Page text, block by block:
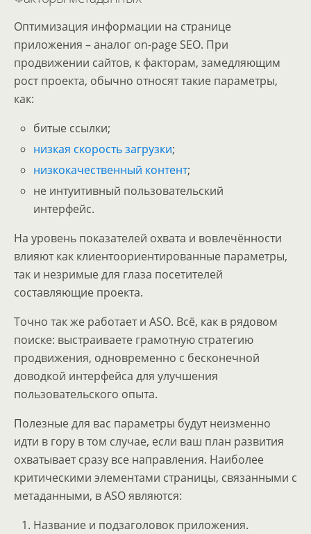
Оптимизация информации на странице
приложения – аналог on-page SEO. При
продвижении сайтов, к факторам, замедляющим
рост проекта, обычно относят такие параметры,
как:
битые ссылки;
низкая скорость загрузки;
низкокачественный контент;
не интуитивный пользовательский
интерфейс.
На уровень показателей охвата и вовлечённости
влияют как клиентоориентированные параметры,
так и незримые для глаза посетителей
составляющие проекта.
Точно так же работает и ASO. Всё, как в рядовом
поиске: выстраиваете грамотную стратегию
продвижения, одновременно с бесконечной
доводкой интерфейса для улучшения
пользовательского опыта.
Полезные для вас параметры будут неизменно
идти в гору в том случае, если ваш план развития
охватывает сразу все направления. Наиболее
критическими элементами страницы, связанными с
метаданными, в ASO являются:
Название и подзаголовок приложения.